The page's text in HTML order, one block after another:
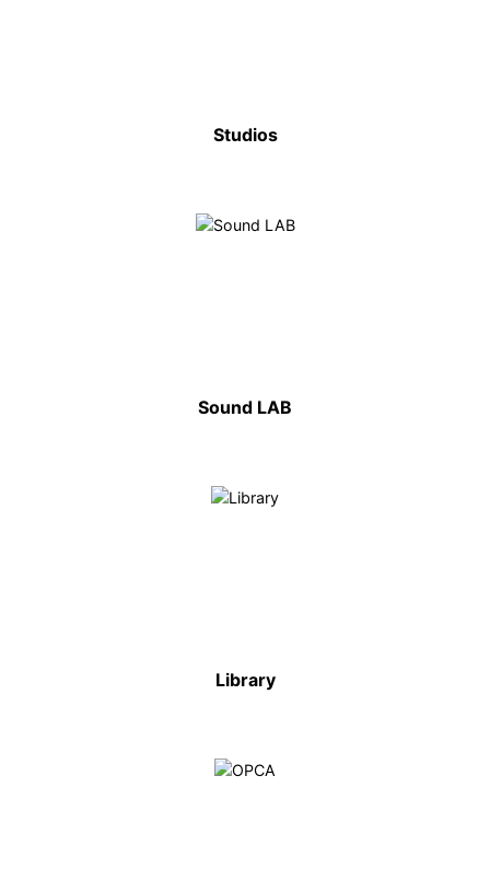
Studios
Sound LAB
Library